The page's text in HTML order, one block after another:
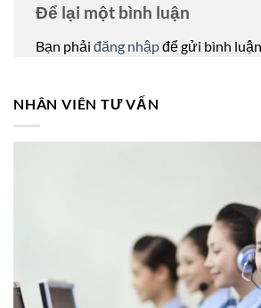
Để lại một bình luận
Bạn phải đăng nhậpđể gửi bình luận.
NHÂN VIÊN TƯ VẤN